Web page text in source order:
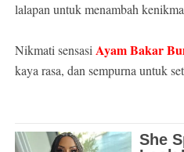
lalapan untuk menambah
Nikmati sensasi Ayam Bakar
kaya rasa, dan sempurna untuk